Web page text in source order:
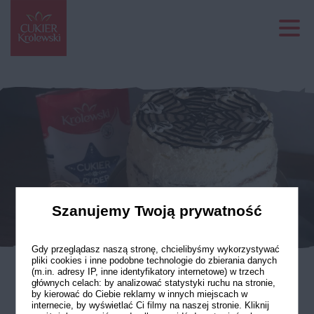
Ciasto marchewkowe
Szanujemy Twoją prywatność
Gdy przeglądasz naszą stronę, chcielibyśmy wykorzystywać
pliki cookies i inne podobne technologie do zbierania danych
(m.in. adresy IP, inne identyfikatory internetowe) w trzech
głównych celach: by analizować statystyki ruchu na stronie,
by kierować do Ciebie reklamy w innych miejscach w
internecie, by wyświetlać Ci filmy na naszej stronie. Kliknij